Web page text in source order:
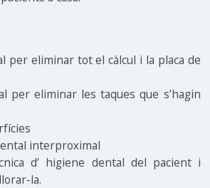
per eliminar tot el càlcul i la placa de
per eliminar les taques que s’hagin
interproximal
d’ higiene dental del pacient i
la.